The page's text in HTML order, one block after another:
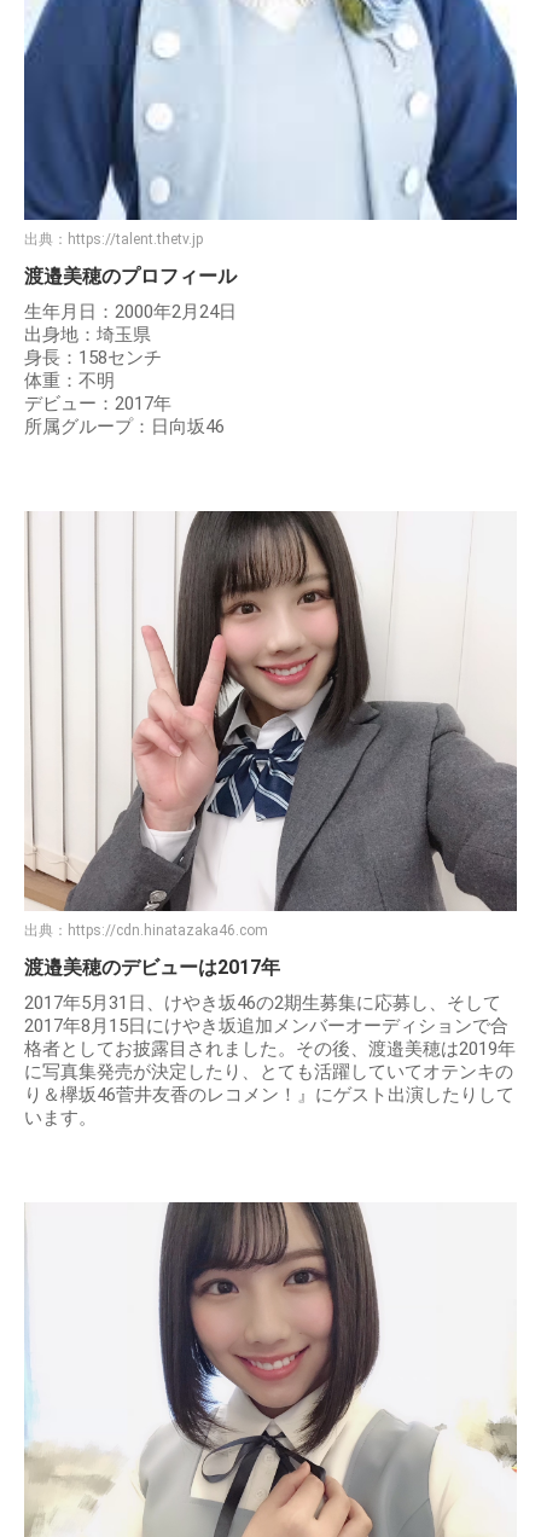
出典： https://talent.thetv.jp
渡邉美穂のプロフィール
生年月日：2000年2月24日
出身地：埼玉県
身長：158センチ
体重：不明
デビュー：2017年
所属グループ：日向坂46
出典： https://cdn.hinatazaka46.com
渡邉美穂のデビューは2017年
2017年5月31日、けやき坂46の2期生募集に応募し、そして
2017年8月15日にけやき坂追加メンバーオーディションで合
格者としてお披露目されました。その後、渡邉美穂は2019年
に写真集発売が決定したり、とても活躍していてオテンキの
り＆欅坂46菅井友香のレコメン！』にゲスト出演したりして
います。